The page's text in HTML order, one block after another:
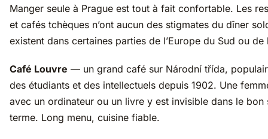
Manger seule à Prague est tout à fait confortable. Les
et cafés tchèques n’ont aucun des stigmates du dîner
existent dans certaines parties de l’Europe du Sud ou de
Café Louvre — un grand café sur Národní třída,
des étudiants et des intellectuels depuis 1902. Une
avec un ordinateur ou un livre y est invisible dans le bon
terme. Long menu, cuisine fiable.